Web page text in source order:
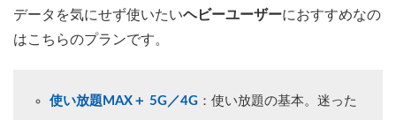
データを気にせず使いたいヘビーユーザーにおすすめなの
はこちらのプランです。
使い放題MAX＋ 5G／4G ：使い放題の基本。迷った